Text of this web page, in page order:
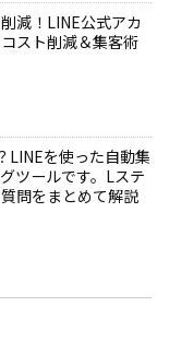
減！LINE公式アカ
スト削減＆集客術
LINEを使った自動集
ツールです。Lステ
問をまとめて解説